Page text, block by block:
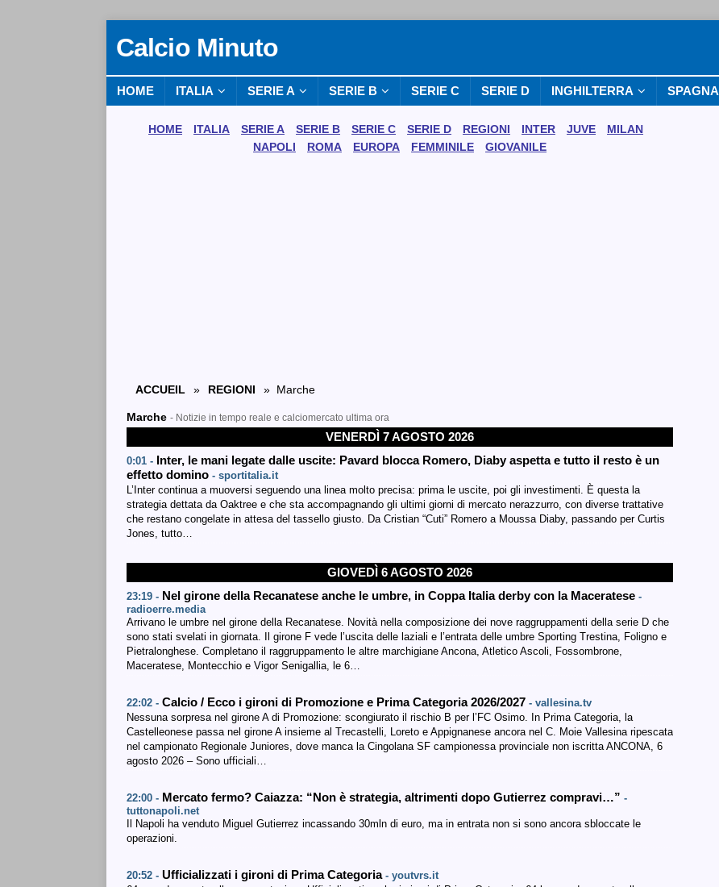
Calcio Minuto
HOME ITALIA SERIE A SERIE B SERIE C SERIE D INGHILTERRA SPAGNA
HOME ITALIA SERIE A SERIE B SERIE C SERIE D REGIONI INTER JUVE
MILAN
NAPOLI
ROMA EUROPA FEMMINILE GIOVANILE
ACCUEIL » REGIONI » Marche
Marche - Notizie in tempo reale e calciomercato ultima ora
VENERDÌ 7 AGOSTO 2026
0:01 - Inter, le mani legate dalle uscite: Pavard blocca Romero, Diaby aspetta e tutto il resto è un
effetto domino - sportitalia.it
L’Inter continua a muoversi seguendo una linea molto precisa: prima le uscite, poi gli investimenti. È questa la
strategia dettata da Oaktree e che sta accompagnando gli ultimi giorni di mercato nerazzurro, con diverse trattative
che restano congelate in attesa del tassello giusto. Da Cristian “Cuti” Romero a Moussa Diaby, passando per Curtis
Jones, tutto…
GIOVEDÌ 6 AGOSTO 2026
23:19 - Nel girone della Recanatese anche le umbre, in Coppa Italia derby con la Maceratese -
radioerre.media
Arrivano le umbre nel girone della Recanatese. Novità nella composizione dei nove raggruppamenti della serie D che
sono stati svelati in giornata. Il girone F vede l’uscita delle laziali e l’entrata delle umbre Sporting Trestina, Foligno e
Pietralonghese. Completano il raggruppamento le altre marchigiane Ancona, Atletico Ascoli, Fossombrone,
Maceratese, Montecchio e Vigor Senigallia, le 6…
22:02 - Calcio / Ecco i gironi di Promozione e Prima Categoria 2026/2027 - vallesina.tv
Nessuna sorpresa nel girone A di Promozione: scongiurato il rischio B per l’FC Osimo. In Prima Categoria, la
Castelleonese passa nel girone A insieme al Trecastelli, Loreto e Appignanese ancora nel C. Moie Vallesina ripescata
nel campionato Regionale Juniores, dove manca la Cingolana SF campionessa provinciale non iscritta ANCONA, 6
agosto 2026 – Sono ufficiali…
22:00 - Mercato fermo? Caiazza: “Non è strategia, altrimenti dopo Gutierrez compravi…” -
tuttonapoli.net
Il Napoli ha venduto Miguel Gutierrez incassando 30mln di euro, ma in entrata non si sono ancora sbloccate le
operazioni.
20:52 - Ufficializzati i gironi di Prima Categoria - youtvrs.it